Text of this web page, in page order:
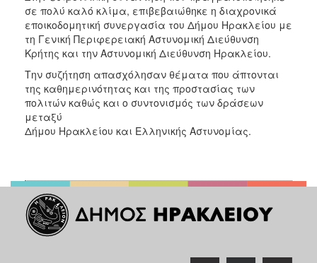
σε πολύ καλό κλίμα, επιβεβαιώθηκε η διαχρονικά
εποικοδομητική συνεργασία του Δήμου Ηρακλείου με
τη Γενική Περιφερειακή Αστυνομική Διεύθυνση
Κρήτης και την Αστυνομική Διεύθυνση Ηρακλείου.
Την συζήτηση απασχόλησαν θέματα που άπτονται
της καθημερινότητας και της προστασίας των
πολιτών καθώς και ο συντονισμός των δράσεων
μεταξύ
Δήμου Ηρακλείου και Ελληνικής Αστυνομίας.